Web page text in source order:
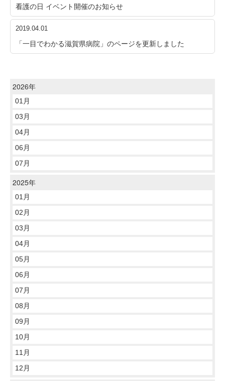
看護の日 イベント開催のお知らせ
2019.04.01
「一目でわかる滋賀県病院」のページを更新しました
2026年
01月
03月
04月
06月
07月
2025年
01月
02月
03月
04月
05月
06月
07月
08月
09月
10月
11月
12月